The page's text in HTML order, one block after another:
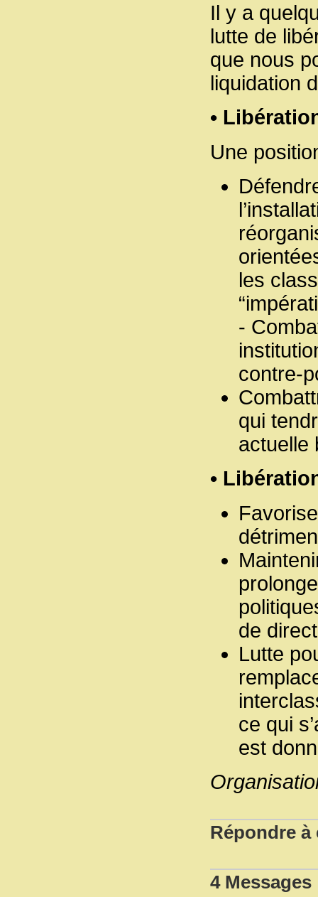
Il y a
lutte de
que nous
liquidation
•
Une
les
-
contre-
qui
actuelle
•
de
Lutte
ce qui
est
Répondre à
4 Messages